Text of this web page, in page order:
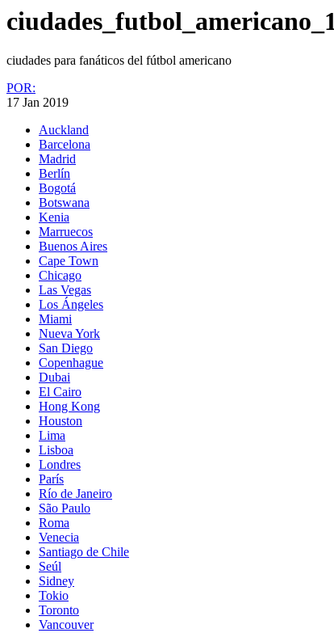
ciudades para fanáticos del fútbol americano
POR:
17 Jan 2019
Auckland
Barcelona
Madrid
Berlín
Bogotá
Botswana
Kenia
Marruecos
Buenos Aires
Cape Town
Chicago
Las Vegas
Los Ángeles
Miami
Nueva York
San Diego
Copenhague
Dubai
El Cairo
Hong Kong
Houston
Lima
Lisboa
Londres
París
Río de Janeiro
São Paulo
Roma
Venecia
Santiago de Chile
Seúl
Sidney
Tokio
Toronto
Vancouver